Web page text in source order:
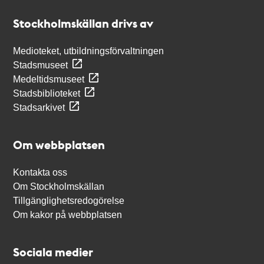
Stockholmskällan drivs av
Medioteket, utbildningsförvaltningen
Stadsmuseet
Medeltidsmuseet
Stadsbiblioteket
Stadsarkivet
Om webbplatsen
Kontakta oss
Om Stockholmskällan
Tillgänglighetsredogörelse
Om kakor på webbplatsen
Sociala medier